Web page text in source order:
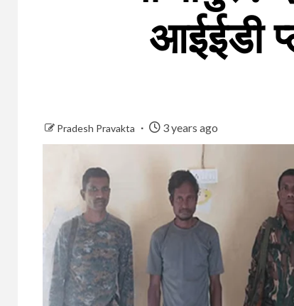
आईईडी
Pradesh Pravakta 3 years ago